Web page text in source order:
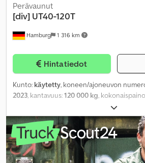
Hamburg 1 316 km
Perävaunut
[div] UT40-120T
Hintatiedot
Kunto: käytetty, koneen/ajoneuvon
2023, kantavuus:120 000 kg,